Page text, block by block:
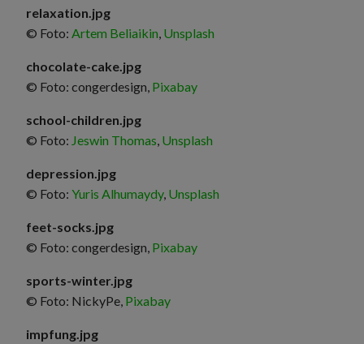
relaxation.jpg
© Foto: Artem Beliaikin, Unsplash
chocolate-cake.jpg
© Foto: congerdesign, Pixabay
school-children.jpg
© Foto: Jeswin Thomas, Unsplash
depression.jpg
© Foto: Yuris Alhumaydy, Unsplash
feet-socks.jpg
© Foto: congerdesign, Pixabay
sports-winter.jpg
© Foto: NickyPe, Pixabay
impfung.jpg